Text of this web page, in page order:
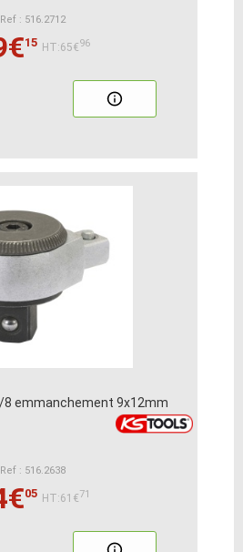
Ref : 516.2712
15 HT:65€96
emmanchement 9x12mm
Ref : 516.2638
05 HT:61€71